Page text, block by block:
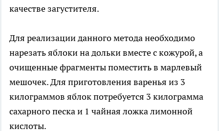
качестве загустителя.
Для реализации данного метода необходимо
нарезать яблоки на дольки вместе с кожурой, а
очищенные фрагменты поместить в марлевый
мешочек. Для приготовления варенья из 3
килограммов яблок потребуется 3 килограмма
сахарного песка и 1 чайная ложка лимонной
кислоты.